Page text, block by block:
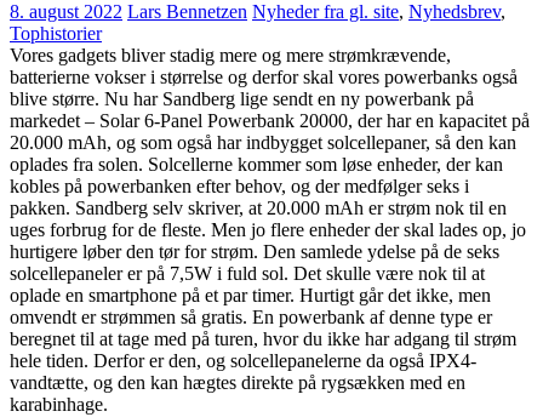
8. august 2022 Lars Bennetzen Nyheder fra gl. site, Nyhedsbrev,
Tophistorier
Vores gadgets bliver stadig mere og mere strømkrævende,
batterierne vokser i størrelse og derfor skal vores powerbanks også
blive større. Nu har Sandberg lige sendt en ny powerbank på
markedet – Solar 6-Panel Powerbank 20000, der har en kapacitet på
20.000 mAh, og som også har indbygget solcellepaner, så den kan
oplades fra solen. Solcellerne kommer som løse enheder, der kan
kobles på powerbanken efter behov, og der medfølger seks i
pakken. Sandberg selv skriver, at 20.000 mAh er strøm nok til en
uges forbrug for de fleste. Men jo flere enheder der skal lades op, jo
hurtigere løber den tør for strøm. Den samlede ydelse på de seks
solcellepaneler er på 7,5W i fuld sol. Det skulle være nok til at
oplade en smartphone på et par timer. Hurtigt går det ikke, men
omvendt er strømmen så gratis. En powerbank af denne type er
beregnet til at tage med på turen, hvor du ikke har adgang til strøm
hele tiden. Derfor er den, og solcellepanelerne da også IPX4-
vandtætte, og den kan hægtes direkte på rygsækken med en
karabinhage.